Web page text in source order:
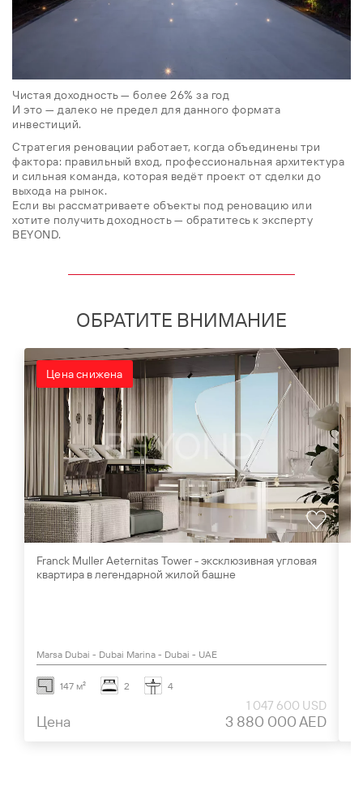
Чистая доходность — более 26% за год
И это — далеко не предел для данного формата
инвестиций.
Стратегия реновации работает, когда объединены три
фактора: правильный вход, профессиональная архитектура
и сильная команда, которая ведёт проект от сделки до
выхода на рынок.
Если вы рассматриваете объекты под реновацию или
хотите получить доходность — обратитесь к эксперту
BEYOND.
ОБРАТИТЕ ВНИМАНИЕ
Цена снижена
Franck Muller Aeternitas Tower - эксклюзивная угловая
квартира в легендарной жилой башне
Marsa Dubai - Dubai Marina - Dubai - UAE
147 м² 2 4
Цена
1 047 600 USD
3 880 000 AED